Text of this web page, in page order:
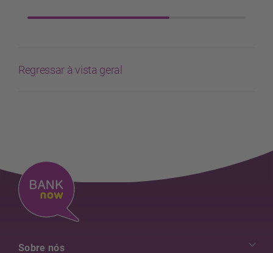
Regressar à vista geral
Sobre nós